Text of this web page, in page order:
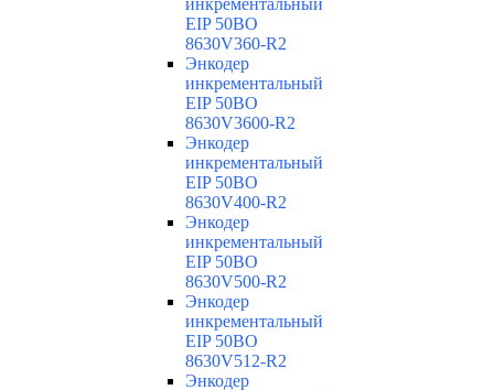
инкрементальный
EIP 50BO
8630V360-R2
Энкодер
инкрементальный
EIP 50BO
8630V3600-R2
Энкодер
инкрементальный
EIP 50BO
8630V400-R2
Энкодер
инкрементальный
EIP 50BO
8630V500-R2
Энкодер
инкрементальный
EIP 50BO
8630V512-R2
Энкодер